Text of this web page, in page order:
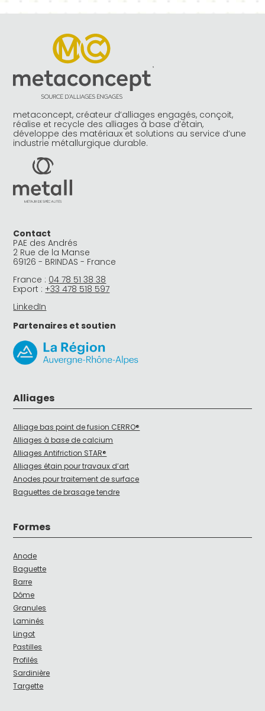
metaconcept, créateur d’alliages engagés, conçoit,
réalise et recycle des alliages à base d’étain,
développe des matériaux et solutions au service d’une
industrie métallurgique durable.
Contact
PAE des Andrés
2 Rue de la Manse
69126 - BRINDAS - France
France : 04 78 51 38 38
Export : +33 478 518 597
LinkedIn
Partenaires et soutien
Alliages
Alliage bas point de fusion CERRO®
Alliages à base de calcium
Alliages Antifriction STAR®
Alliages étain pour travaux d’art
Anodes pour traitement de surface
Baguettes de brasage tendre
Formes
Anode
Baguette
Barre
Dôme
Granules
Laminés
Lingot
Pastilles
Profilés
Sardinière
Targette